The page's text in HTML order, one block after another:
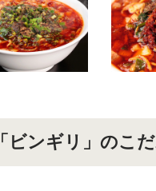
「ビンギリ」のこ